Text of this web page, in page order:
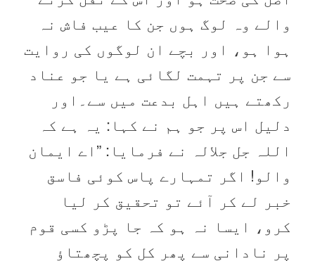
والے وہ لوگ ہوں جن کا عیب فاش نہ
ہوا ہو، اور بچے ان لوگوں کی روایت
سے جن پر تہمت لگائی ہے یا جو عناد
رکھتے ہیں اہل بدعت میں سے۔اور
دلیل اس پر جو ہم نے کہا: یہ ہے کہ
اللہ جل جلالہ نے فرمایا: ”اے ایمان
والو! اگر تمہارے پاس کوئی فاسق
خبر لے کر آئے تو تحقیق کر لیا
کرو، ایسا نہ ہو کہ جا پڑو کسی قوم
پر نادانی سے پھر کل کو پچھتاؤ